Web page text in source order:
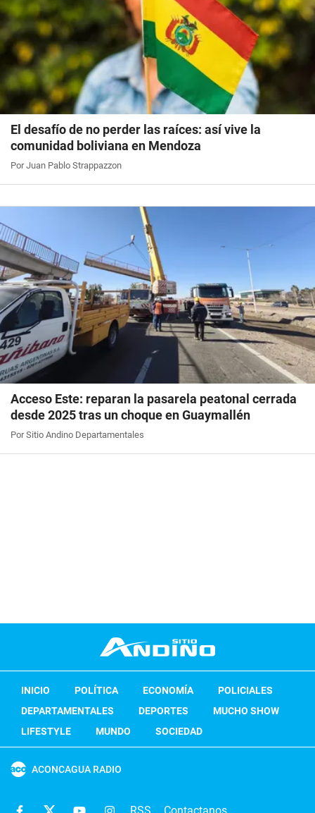
El desafío de no perder las raíces: así vive la
comunidad boliviana en Mendoza
Por Juan Pablo Strappazzon
Acceso Este: reparan la pasarela peatonal cerrada
desde 2025 tras un choque en Guaymallén
Por Sitio Andino Departamentales
INICIO POLÍTICA ECONOMÍA
POLICIALES
DEPARTAMENTALES
DEPORTES
MUCHO SHOW
LIFESTYLE
MUNDO SOCIEDAD
ACONCAGUA RADIO